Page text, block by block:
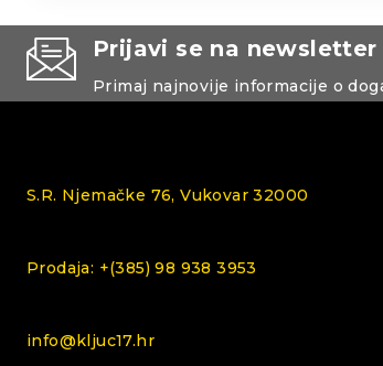
Prijavi se na newsletter
Primaj najnovije informacije o
S.R. Njemačke 76, Vukovar 32000
Prodaja: +(385) 98 938 3953
info@kljuc17.hr